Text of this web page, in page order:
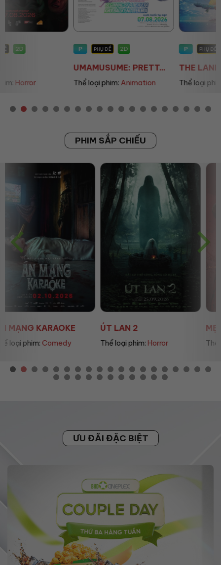
P
UMAMUSUME: PRETT...
Thể loại phim: Animation
P 2D
THE LAND OF SOME...
Thể loại phim: Animation
PHIM SẮP CHIẾU
ÚT LAN 2
Thể loại phim:Horror
MẸ MÌN
Thể loại phim:Drama
ƯU ĐÃI ĐẶC BIỆT